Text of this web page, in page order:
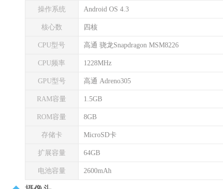
操作系统 Android OS 4.3
核心数 四核
CPU型号 高通 骁龙Snapdragon MSM8226
CPU频率 1228MHz
GPU型号 高通 Adreno305
RAM容量 1.5GB
ROM容量 8GB
存储卡 MicroSD卡
扩展容量 64GB
电池容量 2600mAh